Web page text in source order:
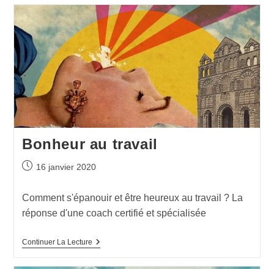
Bonheur au travail
16 janvier 2020
Comment s'épanouir et être heureux au travail ? La
réponse d'une coach certifié et spécialisée
Continuer La Lecture